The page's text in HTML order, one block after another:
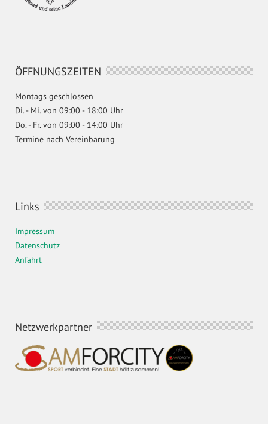
ÖFFNUNGSZEITEN
Montags geschlossen
Di. - Mi. von 09:00 - 18:00 Uhr
Do. - Fr. von 09:00 - 14:00 Uhr
Termine nach Vereinbarung
Links
Impressum
Datenschutz
Anfahrt
Netzwerkpartner